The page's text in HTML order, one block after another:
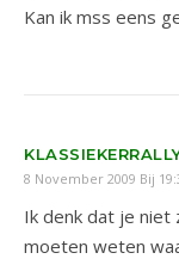
Kan ik mss eens
8 November 2009 Bij
Ik denk dat je niet
moeten weten